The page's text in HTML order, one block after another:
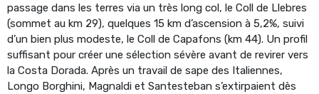
passage dans les terres via un très long col, le Coll de Llebres
(sommet au km 29), quelques 15 km d’ascension à 5,2%, suivi
d’un bien plus modeste, le Coll de Capafons (km 44). Un profil
suffisant pour créer une sélection sévère avant de revirer vers
la Costa Dorada. Après un travail de sape des Italiennes,
Longo Borghini, Magnaldi et Santesteban s’extirpaient dès